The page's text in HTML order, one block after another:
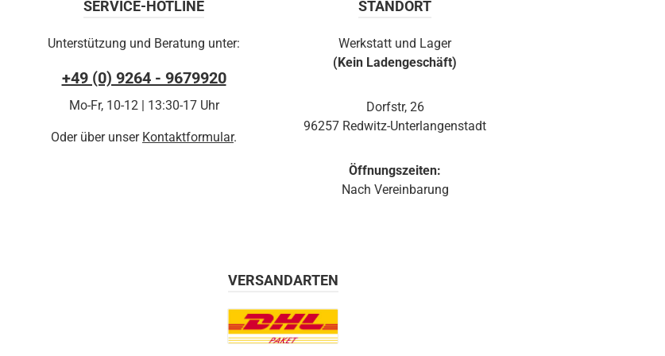
Ausrichtung des Monitors. Ein Wandhalter ist in der
JBL Control 1 Pro-WH integriert. Der Halter ist mit
Wandplatte des Halters eingebaut ist. Somit lässt
sich die JBL Control 1 Pro auch ohne optionale
SERVICE-HOTLINE
Unterstützung und Beratung unter:
+49 (0) 9264 - 9679920
Mo-Fr, 10-12 | 13:30-17 Uhr
Oder über unser Kontaktformular.
STANDORT
Werkstatt und Lager
(Kein Ladengeschäft)
Dorfstr, 26
96257 Redwitz-Unterlangenstadt
Öffnungszeiten:
Nach Vereinbarung
VERSANDARTEN